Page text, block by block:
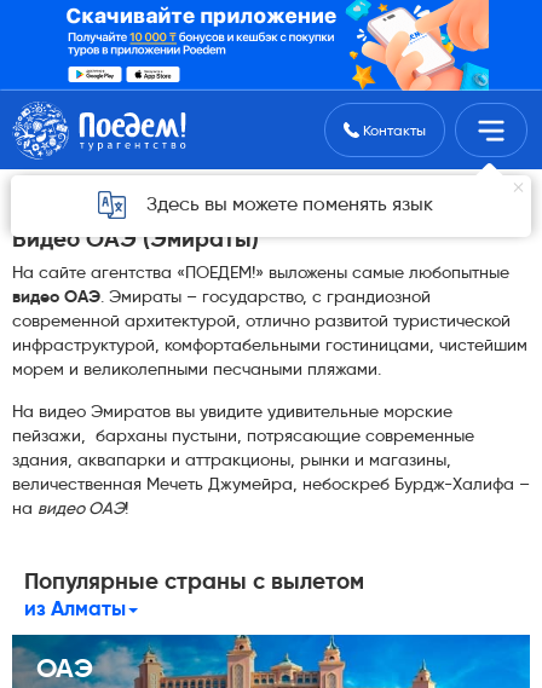
Поиск туровКонтакты
Здесь вы можете поменять язык
Видео ОАЭ (Эмираты)
На сайте агентства «ПОЕДЕМ!» выложены самые любопытные
видео ОАЭ. Эмираты – государство, с грандиозной
современной архитектурой, отлично развитой туристической
инфраструктурой, комфортабельными гостиницами, чистейшим
морем и великолепными песчаными пляжами.
На видео Эмиратов вы увидите удивительные морские
пейзажи, барханы пустыни, потрясающие современные
здания, аквапарки и аттракционы, рынки и магазины,
величественная Мечеть Джумейра, небоскреб Бурдж-Халифа –
на видео ОАЭ!
Популярные страны с вылетом
из Алматы
ОАЭ